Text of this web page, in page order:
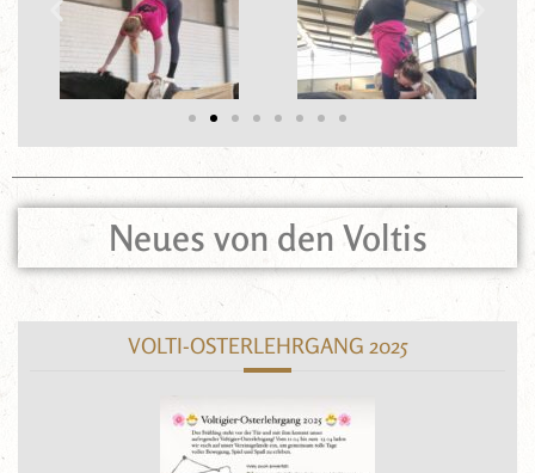
Neues von den Voltis
VOLTI-OSTERLEHRGANG 2025